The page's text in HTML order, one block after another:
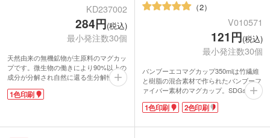
KD237002
284円(税込)
最小発注数30個
天然由来の無機鉱物が主原料のマグカッ
プです。微生物の働きにより90%以上の
成分が分解され自然に還る生分解性樹脂
を使用。プラスチック削減にも繋がる環
境に優しいエコグッズです。ほこりの侵
るようなナチュラルな色合いがおしゃれ
1色印刷
2
V010571
121円(税込)
最小発注数30個
バンブーエコマグカップ350mlは竹繊維
と樹脂の混合素材で作られたバンブーフ
ァイバー素材のマグカップ。SDGsで環
境に優しいエコグッズが注目される昨
今、毎日使うマグカップもサステイナブ
を使用することで、プラスチック削減・
1色印刷 2色印刷